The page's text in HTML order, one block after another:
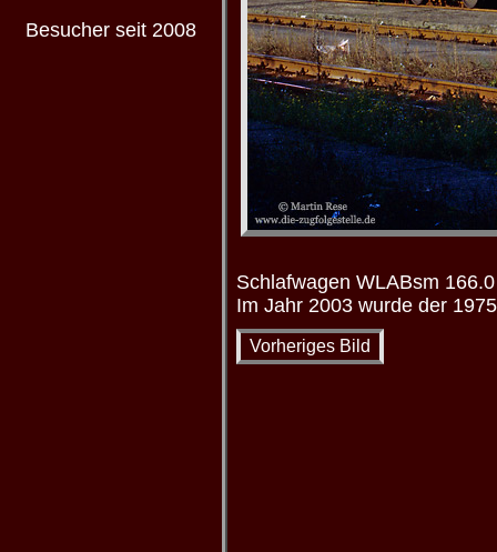
Besucher seit 2008
Schlafwagen WLABsm
Im Jahr 2003 wurde der
Vorheriges Bild